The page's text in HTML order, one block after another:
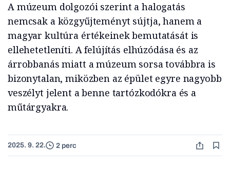
A múzeum dolgozói szerint a halogatás
nemcsak a közgyűjteményt sújtja, hanem a
magyar kultúra értékeinek bemutatását is
ellehetetleníti. A felújítás elhúzódása és az
árrobbanás miatt a múzeum sorsa továbbra is
bizonytalan, miközben az épület egyre nagyobb
veszélyt jelent a benne tartózkodókra és a
műtárgyakra.
2025. 9. 22. 2 perc